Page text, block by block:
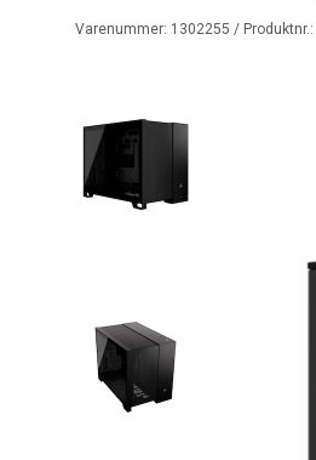
Varenummer: 1302255 / Produktnr.: